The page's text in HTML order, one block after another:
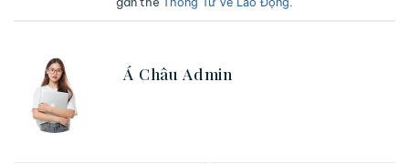
Á Châu Admin